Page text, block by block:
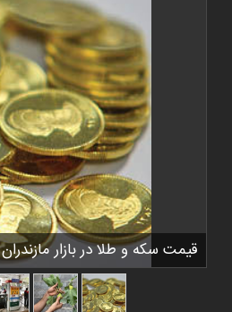
قیمت سکه و طلا در بازار مازندران